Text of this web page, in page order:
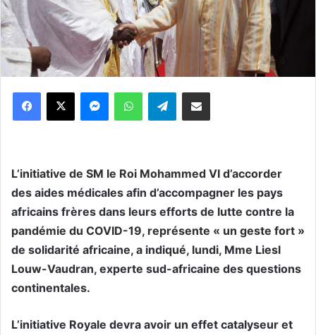
WhatsApp Telegram
L’initiative de SM le Roi Mohammed VI d’accorder
des aides médicales afin d’accompagner les pays
africains frères dans leurs efforts de lutte contre la
pandémie du COVID-19, représente « un geste fort »
de solidarité africaine, a indiqué, lundi, Mme Liesl
Louw-Vaudran, experte sud-africaine des questions
continentales.
L’initiative Royale devra avoir un effet catalyseur et